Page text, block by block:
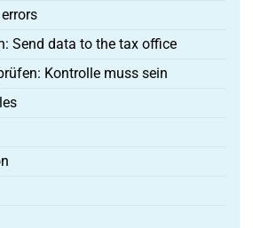
Send data to the tax office
Kontrolle muss sein